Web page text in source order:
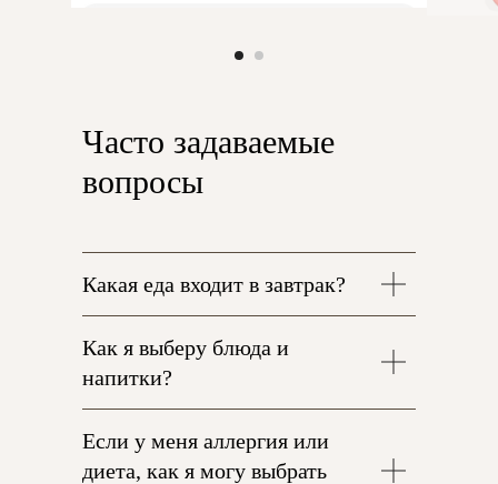
Часто задаваемые
вопросы
Какая еда входит в завтрак?
Как я выберу блюда и
напитки?
Если у меня аллергия или
диета, как я могу выбрать